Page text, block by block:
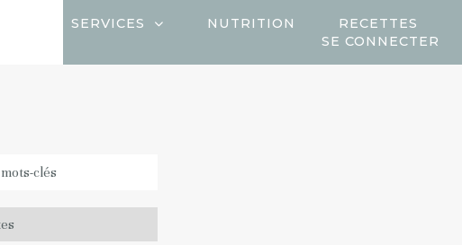
SERVICES NUTRITION
RECETTES
SE CONNECTER